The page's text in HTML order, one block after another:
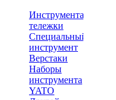
Инструментальные
тележки
Специальный
инструмент
Верстаки
Наборы
инструмента
YATO